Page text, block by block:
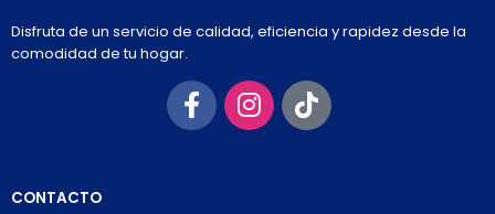
Disfruta de un servicio de calidad, eficiencia y rapidez desde la
comodidad de tu hogar.
CONTACTO